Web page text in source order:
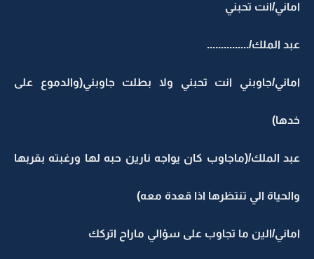
اماني/انت تحبني
عبد الملك/...............
اماني/جاوبني انت تحبني ولا بطلت جاوبني(والدموع على
خدها)
عبد الملك/(ماجاوب كان يواجه نارين حبه لها ورغبته بقربها
والحياة الي تنتظرها اذا قعدة معه)
اماني/الين ما تجاوب على سؤالي ماراح اتركك